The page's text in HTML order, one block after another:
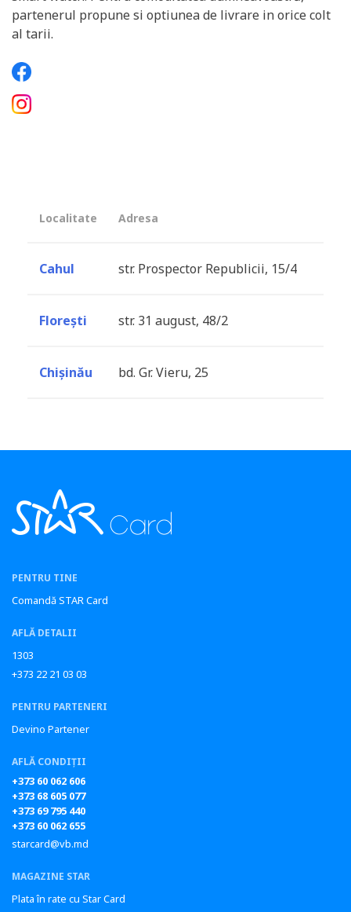
partenerul propune si optiunea de livrare in orice colt
al tarii.
Localitate Adresa
Cahul str. Prospector Republicii, 15/4
Florești str. 31 august, 48/2
Chișinău bd. Gr. Vieru, 25
PENTRU TINE
Comandă STAR Card
AFLĂ DETALII
1303
+373 22 21 03 03
PENTRU PARTENERI
Devino Partener
AFLĂ CONDIȚII
+373 60 062 606
+373 68 605 077
+373 69 795 440
+373 60 062 655
starcard@vb.md
MAGAZINE STAR
Plata în rate cu Star Card